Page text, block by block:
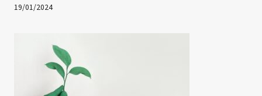
19/01/2024